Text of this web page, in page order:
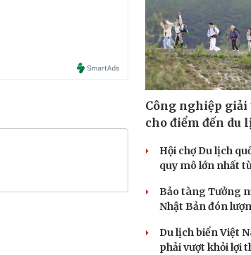
Công nghiệp
cho điểm đến du
Hội chợ Du lịch
quy mô lớn nhất
Bảo tàng Tưởng
Nhật Bản đón
Du lịch biển Việt
phải vượt khỏi lợi